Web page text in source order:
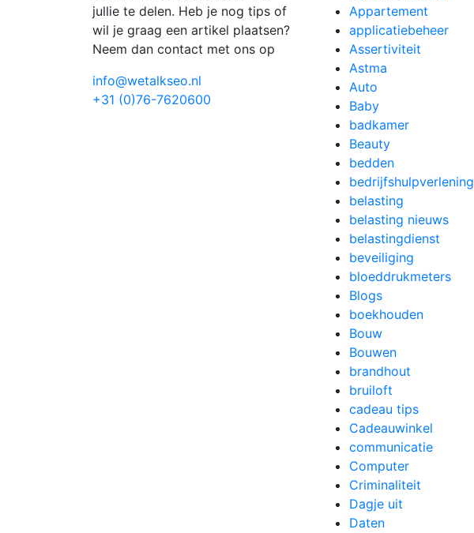
jullie te delen. Heb je nog tips of
wil je graag een artikel plaatsen?
Neem dan contact met ons op
info@wetalkseo.nl
+31 (0)76-7620600
Appartement
applicatiebeheer
Assertiviteit
Astma
Auto
Baby
badkamer
Beauty
bedden
bedrijfshulpverlening
belasting
belasting nieuws
belastingdienst
beveiliging
bloeddrukmeters
Blogs
boekhouden
Bouw
Bouwen
brandhout
bruiloft
cadeau tips
Cadeauwinkel
communicatie
Computer
Criminaliteit
Dagje uit
Daten